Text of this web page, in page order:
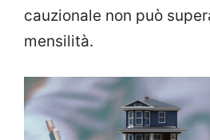
cauzionale non può
mensilità.